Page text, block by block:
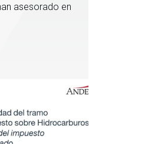
asesorado en